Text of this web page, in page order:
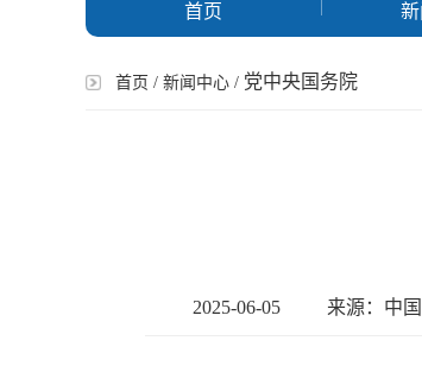
首页
首页 / 新闻中心 / 党中央国务院
2025-06-05 来源：中